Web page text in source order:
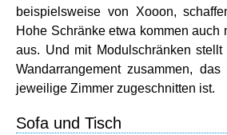
beispielsweise von Xooon,
Hohe Schränke etwa kommen auch
aus. Und mit Modulschränken
Wandarrangement zusammen,
jeweilige Zimmer zugeschnitten ist.
Sofa und Tisch